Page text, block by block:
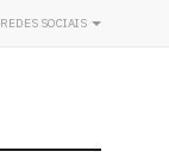
REDES SOCIAIS